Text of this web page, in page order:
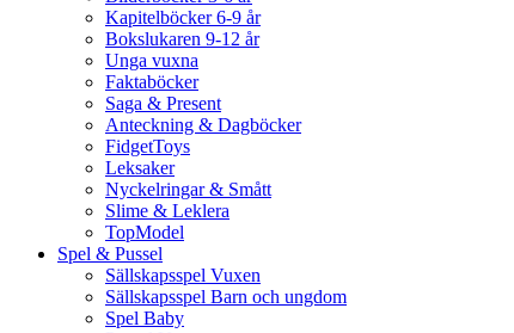
Kapitelböcker 6-9 år
Bokslukaren 9-12 år
Unga vuxna
Faktaböcker
Saga & Present
Anteckning & Dagböcker
FidgetToys
Leksaker
Nyckelringar & Smått
Slime & Leklera
TopModel
Spel & Pussel
Sällskapsspel Vuxen
Sällskapsspel Barn och ungdom
Spel Baby